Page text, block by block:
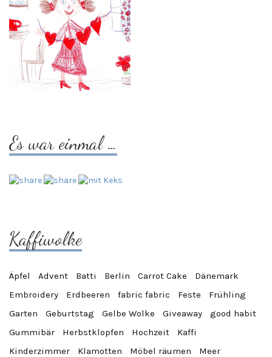
Es war einmal …
Kaffiwolke
Äpfel Advent Batti Berlin Carrot Cake
Dänemark
Embroidery
Erdbeeren fabric fabric Feste
Frühling
Garten
Geburtstag Gelbe Wolke Giveaway
good habit
Gummibär
Herbstklopfen Hochzeit
Kaffi
Kinderzimmer
Klamotten Möbel räumen
Meer